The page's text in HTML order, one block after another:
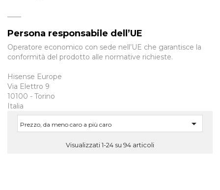
Persona responsabile dell’UE
Operatore economico con sede nell’UE che garantisce la
conformità del prodotto alle normative richieste.
Hisense Europe
Via Elettro 9
10100 - Torino
Italia
Prezzo, da meno caro a più caro 
Visualizzati 1-24 su 94 articoli